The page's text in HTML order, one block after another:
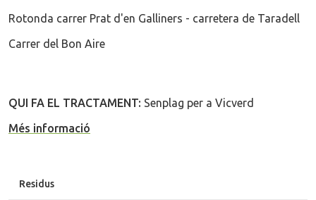
Rotonda carrer Prat d'en Galliners - carretera de Taradell
Carrer del Bon Aire
QUI FA EL TRACTAMENT: Senplag per a Vicverd
Més informació
Residus